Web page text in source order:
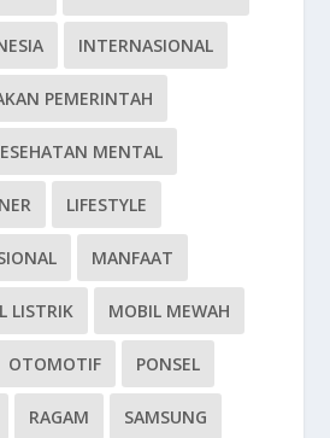
INTERNASIONAL
PEMERINTAH
MENTAL
LIFESTYLE
MANFAAT
LISTRIK MOBIL MEWAH
OTOMOTIF PONSEL
RAGAM SAMSUNG